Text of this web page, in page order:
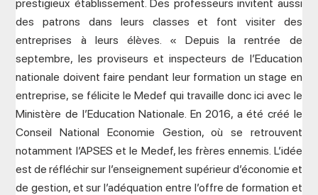
prestigieux établissement. Des professeurs invitent aussi
des patrons dans leurs classes et font visiter des
entreprises à leurs élèves. « Depuis la rentrée de
septembre, les proviseurs et inspecteurs de l’Education
nationale doivent faire pendant leur formation un stage en
entreprise, se félicite le Medef qui travaille donc ici avec le
Ministère de l’Education Nationale. En 2016, a été créé le
Conseil National Economie Gestion, où se retrouvent
notamment l’APSES et le Medef, les frères ennemis. L’idée
est de réfléchir sur l’enseignement supérieur d’économie et
de gestion, et sur l’adéquation entre l’offre de formation et